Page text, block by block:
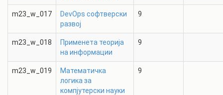
m23_w_017
DevOps софтверски
развој
9
m23_w_018
Применета теорија
на информации
9
m23_w_019
Математичка
логика за
компјутерски науки
9